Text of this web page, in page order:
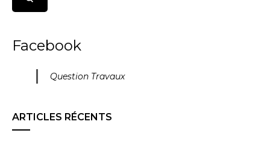
Facebook
Question Travaux
ARTICLES RÉCENTS